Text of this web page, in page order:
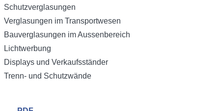
Schutzverglasungen
Verglasungen im Transportwesen
Bauverglasungen im Aussenbereich
Lichtwerbung
Displays und Verkaufsständer
Trenn- und Schutzwände